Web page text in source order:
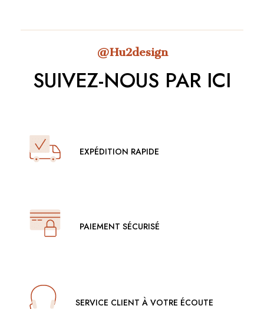
@Hu2design
SUIVEZ-NOUS PAR ICI
EXPÉDITION RAPIDE
PAIEMENT SÉCURISÉ
SERVICE CLIENT À VOTRE ÉCOUTE